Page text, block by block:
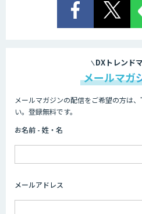
ライフサイ
DXトレンド
メールマガ
メールマガジンの配信をご希望の方は
い。登録無料です。
お名前 - 姓・名
メールアドレス